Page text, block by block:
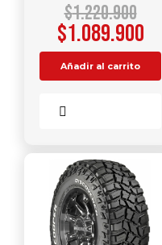
$1.220.900
$1.089.900
Añadir al carrito